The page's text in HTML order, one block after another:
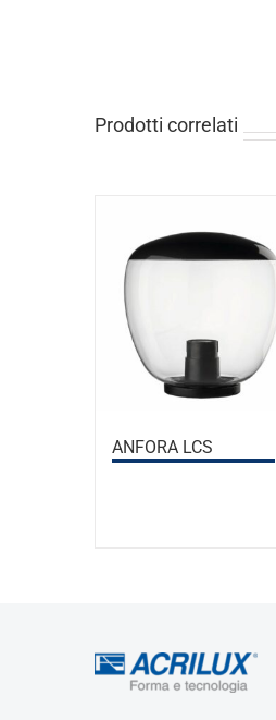
Prodotti correlati
ANFORA LCS